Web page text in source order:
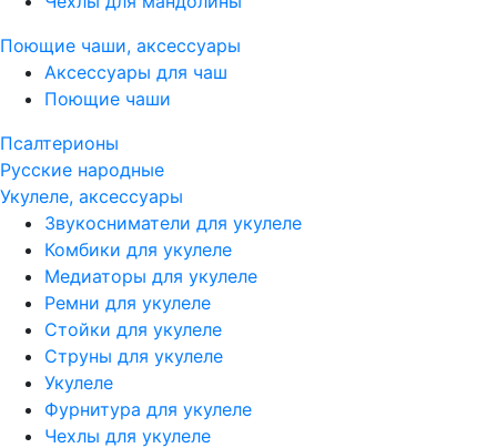
Поющие чаши, аксессуары
Аксессуары для чаш
Поющие чаши
Псалтерионы
Русские народные
Укулеле, аксессуары
Звукосниматели для укулеле
Комбики для укулеле
Медиаторы для укулеле
Ремни для укулеле
Стойки для укулеле
Струны для укулеле
Укулеле
Фурнитура для укулеле
Чехлы для укулеле